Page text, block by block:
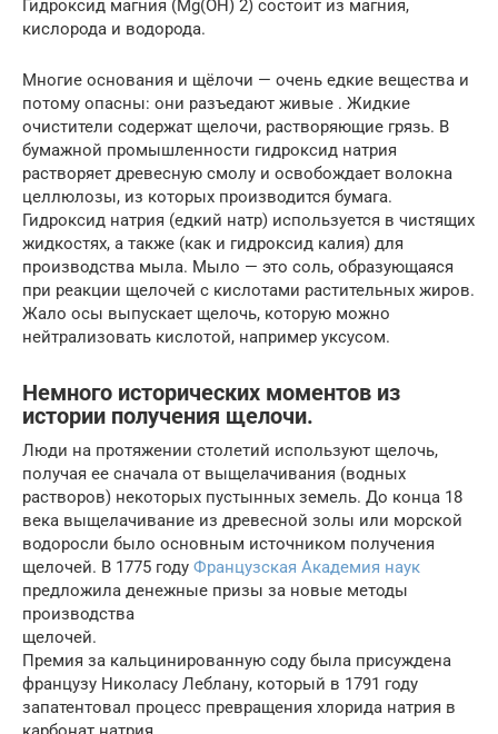
Гидроксид магния (Мg(ОН) 2) состоит из магния,
кислорода и водорода.
Многие основания и щёлочи — очень едкие вещества и
потому опасны: они разъедают живые . Жидкие
очистители содержат щелочи, растворяющие грязь. В
бумаж­ной промышленности гидроксид натрия
растворяет древесную смолу и освобождает волокна
целлюлозы, из которых производится бумага.
Гидроксид натрия (едкий натр) используется в чистящих
жидкостях, а также (как и гидроксид калия) для
производства мыла. Мыло — это соль, образующаяся
при реакции щелочей с кислотами растительных жиров.
Жало осы выпускает щелочь, которую можно
нейтрализовать кислотой, например уксусом.
Немного исторических моментов из
истории получения щелочи.
Люди на протяжении столетий используют щелочь,
получая ее сначала от выщелачивания (водных
растворов) некоторых пустынных земель. До конца 18
века выщелачивание из древесной золы или морской
водоросли было основным источником получения
щелочей. В 1775 году Французская Академия наук
предложила денежные призы за новые методы
производства
щелочей.
Премия за кальцинированную соду была присуждена
французу Николасу Леблану, который в 1791 году
запатентовал процесс превращения хлорида натрия в